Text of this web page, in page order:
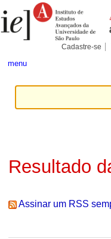
para
conteúdo.
Pessoais
Cadastre-se
menu
Resultado
Assinar um RSS